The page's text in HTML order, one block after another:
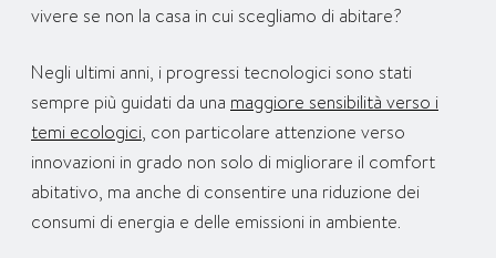
vivere se non la casa in cui scegliamo di abitare?
Negli ultimi anni, i progressi tecnologici sono stati
sempre più guidati da una maggiore sensibilità verso i
temi ecologici, con particolare attenzione verso
innovazioni in grado non solo di migliorare il comfort
abitativo, ma anche di consentire una riduzione dei
consumi di energia e delle emissioni in ambiente.